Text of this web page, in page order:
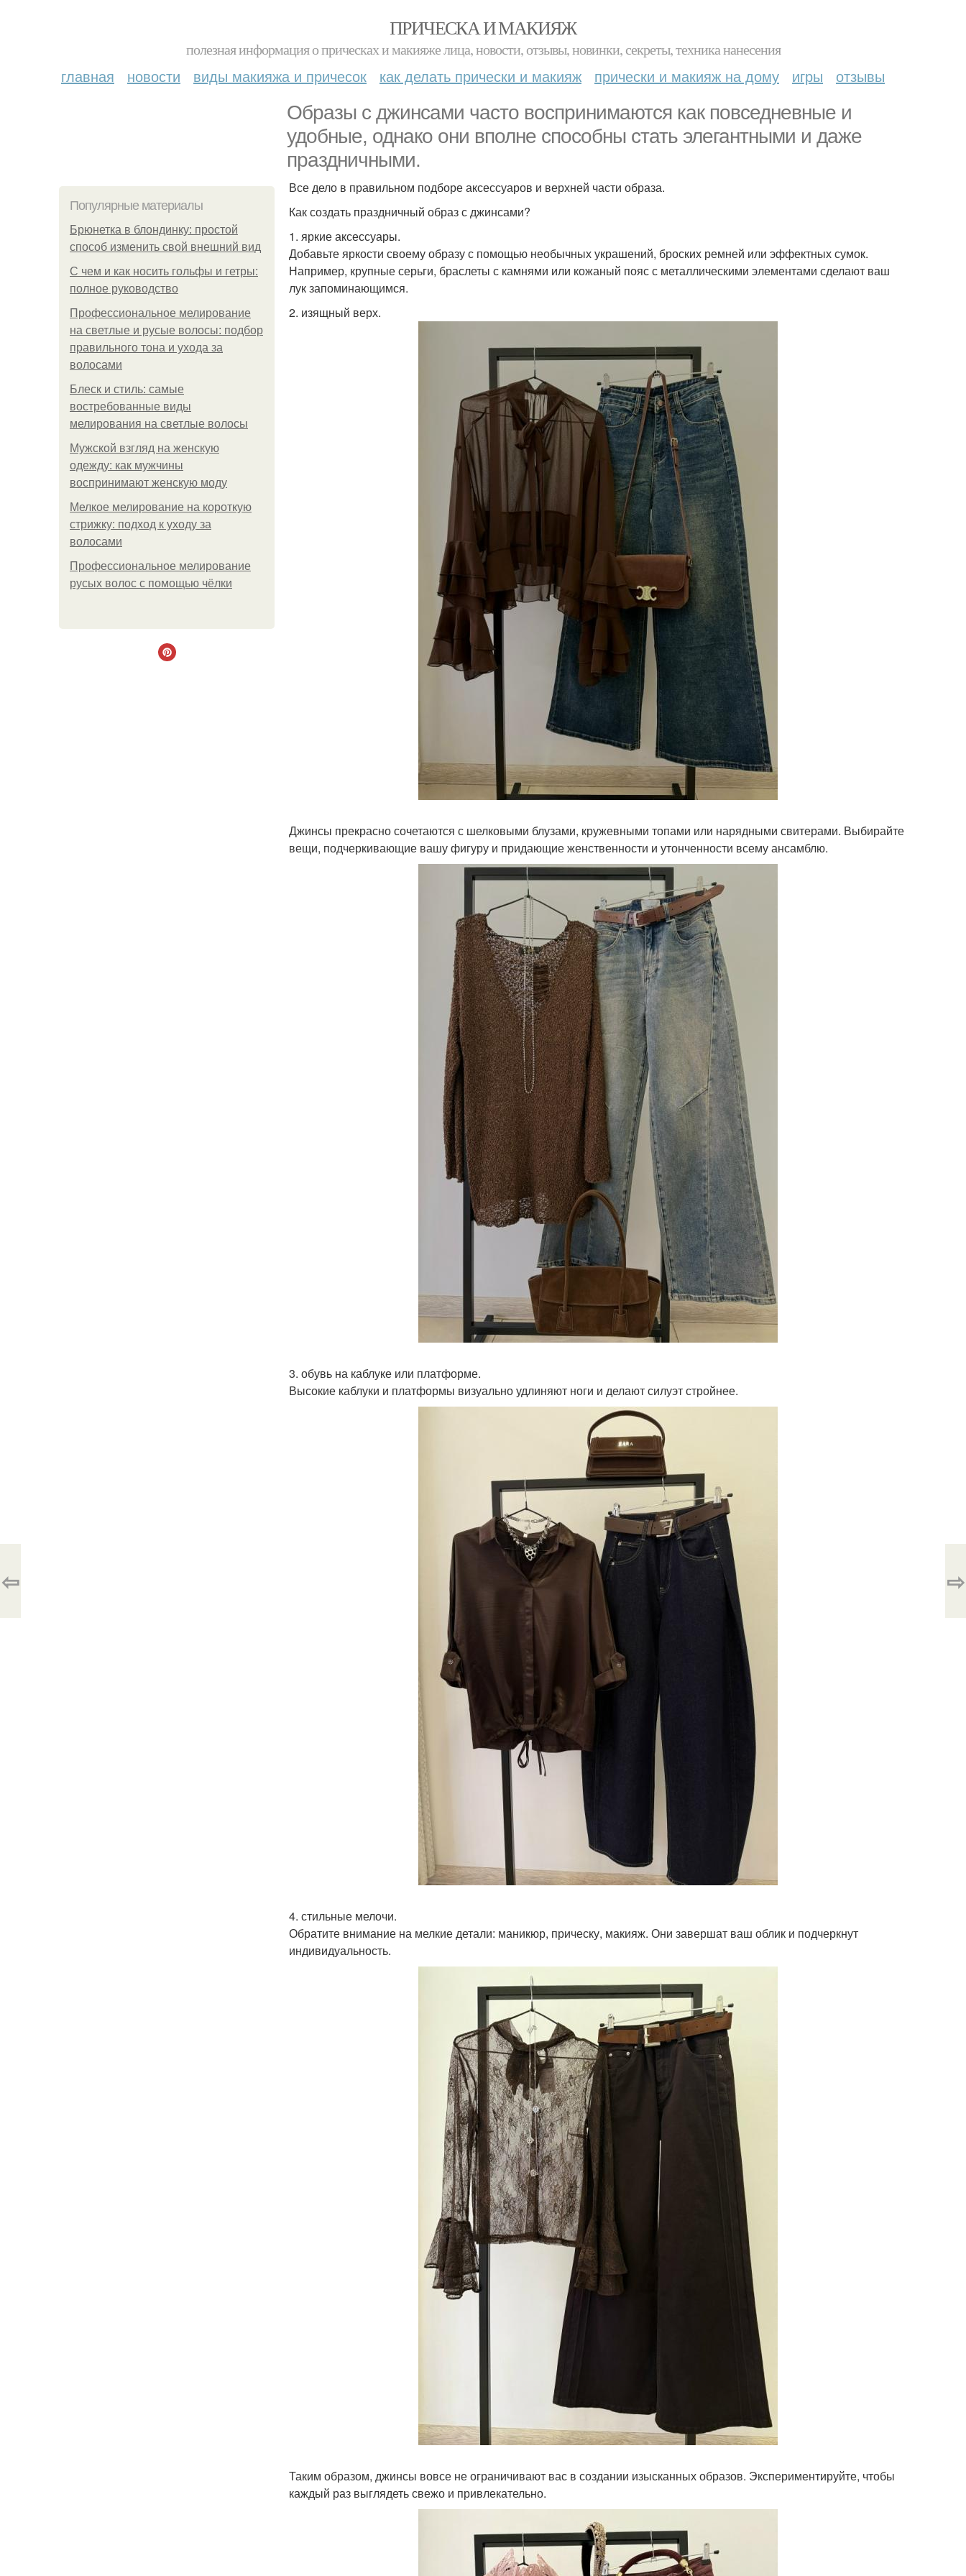
ПРИЧЕСКА И МАКИЯЖ
полезная информация о прическах и макияже лица, новости, отзывы, новинки, секреты, техника нанесения
главная новости виды макияжа и причесок как делать прически и макияж прически и макияж на дому игры отзывы
Образы с джинсами часто воспринимаются как повседневные и
удобные, однако они вполне способны стать элегантными и даже
праздничными.
Популярные материалы
Брюнетка в блондинку: простой
способ изменить свой внешний вид
С чем и как носить гольфы и гетры:
полное руководство
Профессиональное мелирование
на светлые и русые волосы: подбор
правильного тона и ухода за
волосами
Блеск и стиль: самые
востребованные виды
мелирования на светлые волосы
Мужской взгляд на женскую
одежду: как мужчины
воспринимают женскую моду
Мелкое мелирование на короткую
стрижку: подход к уходу за
волосами
Профессиональное мелирование
русых волос с помощью чёлки
Все дело в правильном подборе аксессуаров и верхней части образа.
Как создать праздничный образ с джинсами?
1. яркие аксессуары.
Добавьте яркости своему образу с помощью необычных украшений, броских ремней или эффектных сумок.
Например, крупные серьги, браслеты с камнями или кожаный пояс с металлическими элементами сделают ваш
лук запоминающимся.
2. изящный верх.
Джинсы прекрасно сочетаются с шелковыми блузами, кружевными топами или нарядными свитерами. Выбирайте
вещи, подчеркивающие вашу фигуру и придающие женственности и утонченности всему ансамблю.
3. обувь на каблуке или платформе.
Высокие каблуки и платформы визуально удлиняют ноги и делают силуэт стройнее.
4. стильные мелочи.
Обратите внимание на мелкие детали: маникюр, прическу, макияж. Они завершат ваш облик и подчеркнут
индивидуальность.
Таким образом, джинсы вовсе не ограничивают вас в создании изысканных образов. Экспериментируйте, чтобы
каждый раз выглядеть свежо и привлекательно.
⇦ ⇨